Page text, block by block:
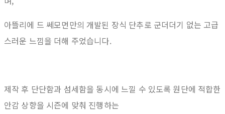
아뜰리에 드 쎄모먼만의 개발된 장식 단추로 군더더기 없는 고급
스러운 느낌을 더해 주었습니다.
제작 후 단단함과 섬세함을 동시에 느낄 수 있도록 원단에 적합한
안감 상향을 시즌에 맞춰 진행하는